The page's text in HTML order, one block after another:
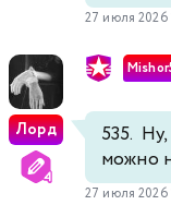
27 июля 2026
Лорд
535.
можно
27 июля 2026